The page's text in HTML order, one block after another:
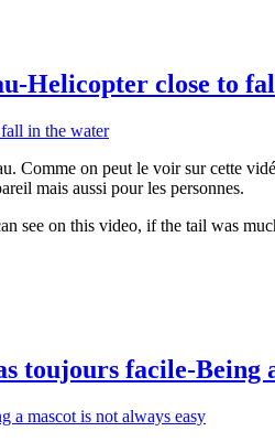
Helicopter close to
Comme on peut le voir sur cette
mais aussi pour les personnes.
see on this video, if the tail was
toujours facile-Being